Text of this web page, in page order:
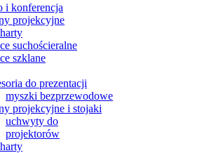
i konferencja
projekcyjne
suchościeralne
szklane
do prezentacji
myszki bezprzewodowe
projekcyjne i stojaki
uchwyty do
projektorów